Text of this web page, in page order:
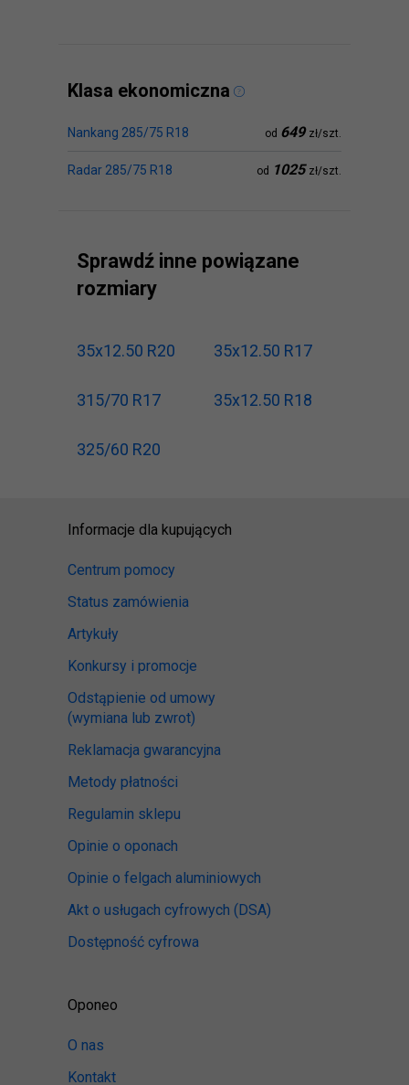
Klasa ekonomiczna
Nankang 285/75 R18 od 649 zł/szt.
Radar 285/75 R18 od 1025 zł/szt.
Sprawdź inne powiązane
rozmiary
35x12.50 R20 35x12.50 R17
315/70 R17 35x12.50 R18
325/60 R20
Informacje dla kupujących
Centrum pomocy
Status zamówienia
Artykuły
Konkursy i promocje
Odstąpienie od umowy
(wymiana lub zwrot)
Reklamacja gwarancyjna
Metody płatności
Regulamin sklepu
Opinie o oponach
Opinie o felgach aluminiowych
Akt o usługach cyfrowych (DSA)
Dostępność cyfrowa
Oponeo
O nas
Kontakt